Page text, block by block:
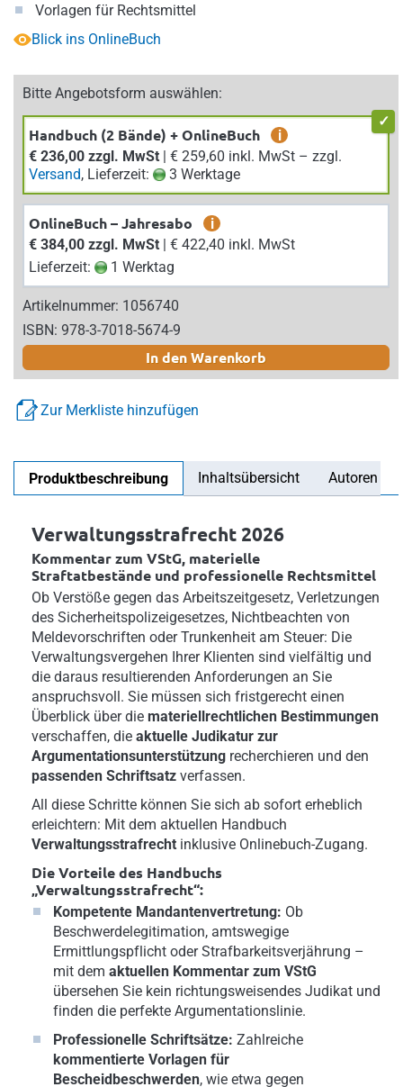
Vorlagen für Rechtsmittel
Blick ins OnlineBuch
Bitte Angebotsform auswählen:
Handbuch (2 Bände) + OnlineBuch
i
€ 236,00 zzgl. MwSt
| € 259,60 inkl. MwSt – zzgl.
Versand, Lieferzeit: 3 Werktage
OnlineBuch – Jahresabo
i
€ 384,00 zzgl. MwSt
| € 422,40 inkl. MwSt
Lieferzeit:
1 Werktag
Artikelnummer: 1056740
ISBN: 978-3-7018-5674-9
In den Warenkorb
Zur Merkliste hinzufügen
Produktbeschreibung Inhaltsübersicht Autoren
Verwaltungsstrafrecht 2026
Kommentar zum VStG, materielle
Straftatbestände und professionelle Rechtsmittel
Ob Verstöße gegen das Arbeitszeitgesetz, Verletzungen
des Sicherheitspolizeigesetzes, Nichtbeachten von
Meldevorschriften oder Trunkenheit am Steuer: Die
Verwaltungsvergehen Ihrer Klienten sind vielfältig und
die daraus resultierenden Anforderungen an Sie
anspruchsvoll. Sie müssen sich fristgerecht einen
Überblick über die materiellrechtlichen Bestimmungen
verschaffen, die aktuelle Judikatur zur
Argumentationsunterstützung recherchieren und den
passenden Schriftsatz verfassen.
All diese Schritte können Sie sich ab sofort erheblich
erleichtern: Mit dem aktuellen Handbuch
Verwaltungsstrafrecht inklusive Onlinebuch-Zugang.
Die Vorteile des Handbuchs
„Verwaltungsstrafrecht“:
Kompetente Mandantenvertretung: Ob
Beschwerdelegitimation, amtswegige
Ermittlungspflicht oder Strafbarkeitsverjährung –
mit dem aktuellen Kommentar zum VStG
übersehen Sie kein richtungsweisendes Judikat und
finden die perfekte Argumentationslinie.
Professionelle Schriftsätze: Zahlreiche
kommentierte Vorlagen für
Bescheidbeschwerden, wie etwa gegen